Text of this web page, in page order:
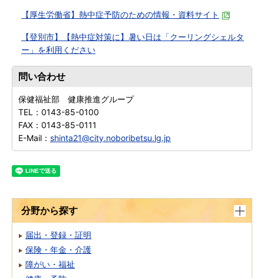
【厚生労働省】熱中症予防のための情報・資料サイト
【登別市】【熱中症対策に】暑い日は「クーリングシェルタ
ー」を利用ください
問い合わせ
保健福祉部 健康推進グループ
TEL： 0143-85-0100
FAX： 0143-85-0111
E-Mail： shinta21@city.noboribetsu.lg.jp
分野から探す
届出・登録・証明
保険・年金・介護
障がい・福祉